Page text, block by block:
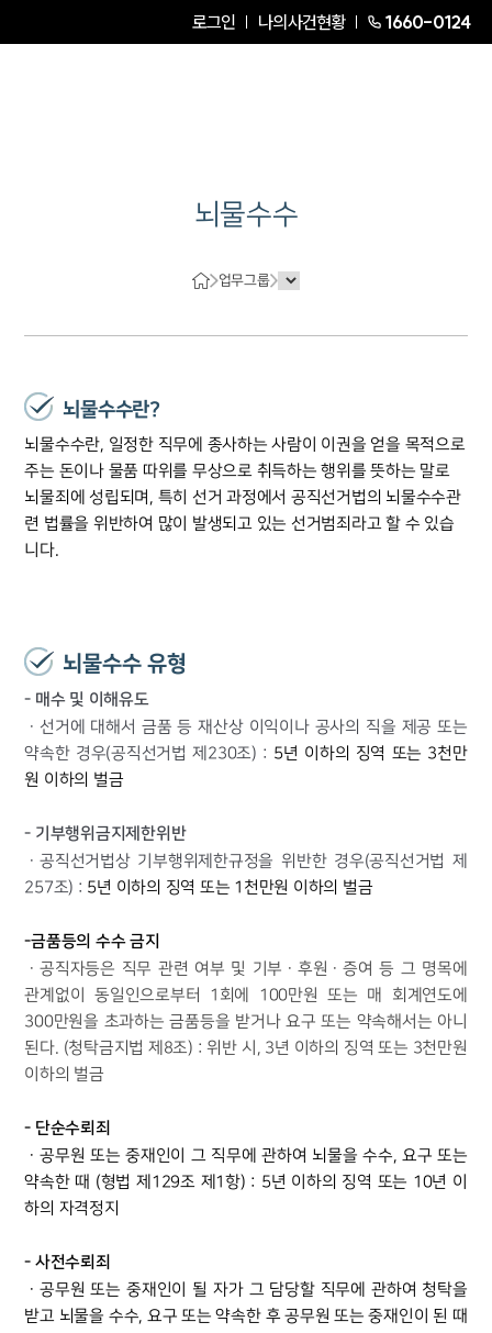
로그인 나의사건현황 1660-0124
뇌물수수
업무그룹
뇌물수수란?
뇌물수수란, 일정한 직무에 종사하는 사람이 이권을 얻을 목적으로
주는 돈이나 물품 따위를 무상으로 취득하는 행위를 뜻하는 말로
뇌물죄에 성립되며, 특히 선거 과정에서 공직선거법의 뇌물수수관
련 법률을 위반하여 많이 발생되고 있는 선거범죄라고 할 수 있습
니다.
뇌물수수 유형
- 매수 및 이해유도
ㆍ선거에 대해서 금품 등 재산상 이익이나 공사의 직을 제공 또는
약속한 경우(공직선거법 제230조) : 5년 이하의 징역 또는 3천만
원 이하의 벌금
- 기부행위금지제한위반
ㆍ공직선거법상 기부행위제한규정을 위반한 경우(공직선거법 제
257조) : 5년 이하의 징역 또는 1천만원 이하의 벌금
-금품등의 수수 금지
ㆍ공직자등은 직무 관련 여부 및 기부ㆍ후원ㆍ증여 등 그 명목에
관계없이 동일인으로부터 1회에 100만원 또는 매 회계연도에
300만원을 초과하는 금품등을 받거나 요구 또는 약속해서는 아니
된다. (청탁금지법 제8조) : 위반 시, 3년 이하의 징역 또는 3천만원
이하의 벌금
- 단순수뢰죄
ㆍ공무원 또는 중재인이 그 직무에 관하여 뇌물을 수수, 요구 또는
약속한 때 (형법 제129조 제1항) : 5년 이하의 징역 또는 10년 이
하의 자격정지
- 사전수뢰죄
ㆍ공무원 또는 중재인이 될 자가 그 담당할 직무에 관하여 청탁을
받고 뇌물을 수수, 요구 또는 약속한 후 공무원 또는 중재인이 된 때